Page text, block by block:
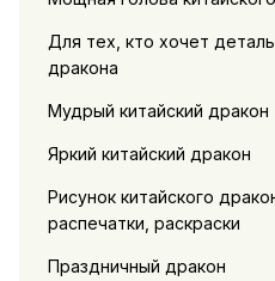
Для тех, кто хочет
дракона
Мудрый китайский дракон
Яркий китайский дракон
Рисунок китайского
распечатки, раскраски
Праздничный дракон